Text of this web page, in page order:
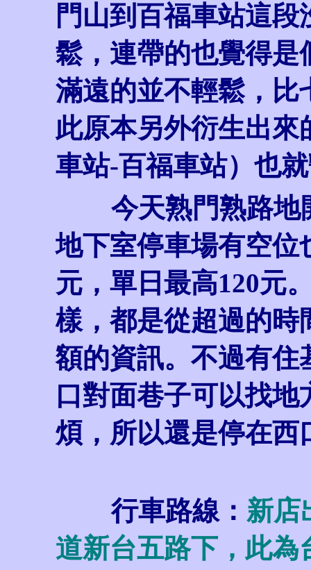
門山到百福車站這
鬆，連帶的也覺得是
滿遠的並不輕鬆，比
此原本另外衍生出
車站-百福車站）也
今天熟門熟路地
地下室停車場有空位
元，單日最高120元
樣，都是從超過的時
額的資訊。不過有住
口對面巷子可以找
煩，所以還是停在
行車路線： 新店
道新台五路下，此為